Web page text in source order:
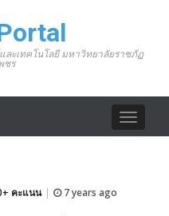
ะเทคโนโลยี มหาวิทยาลัยราชภัฏ
ชร
Toggle
คะแนน 7 years ago